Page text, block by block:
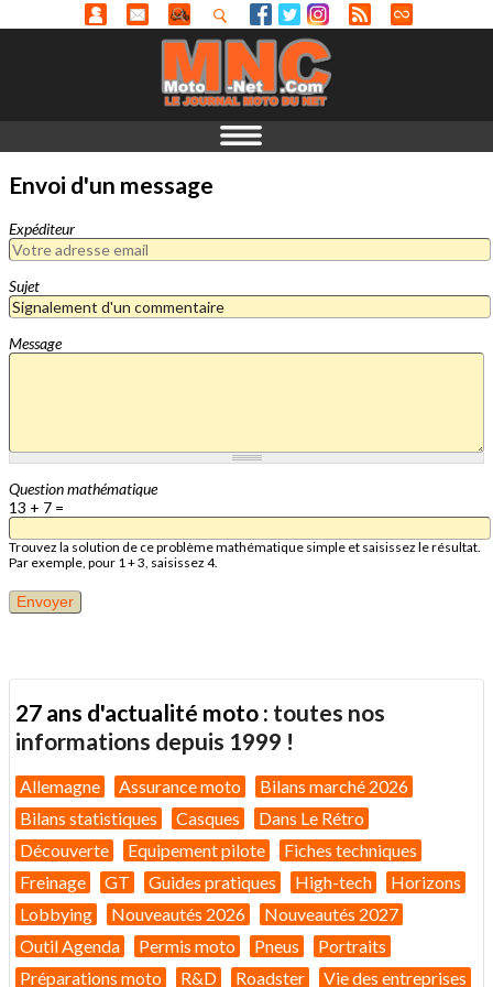
Envoi d'un message
Expéditeur
Sujet
Message
Question mathématique
13 + 7 =
Trouvez la solution de ce problème mathématique simple et saisissez le résultat.
Par exemple, pour 1 + 3, saisissez 4.
27 ans d'actualité moto : toutes nos
informations depuis 1999 !
Allemagne Assurance moto
Bilans marché 2026
Bilans statistiques
Casques
Dans Le Rétro
Découverte
Equipement pilote
Fiches techniques
Freinage
GT Guides pratiques High-tech
Horizons
Lobbying
Nouveautés 2026
Nouveautés 2027
Outil Agenda
Permis moto Pneus
Portraits
Préparations moto
R&D Roadster Vie des entreprises